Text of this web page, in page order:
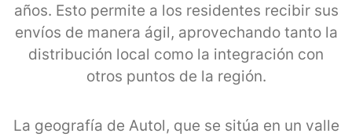
años. Esto permite a los residentes recibir sus
envíos de manera ágil, aprovechando tanto la
distribución local como la integración con
otros puntos de la región.
La geografía de Autol, que se sitúa en un valle